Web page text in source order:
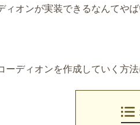
ィオンが実装できるなんてや
ディオンを作成していく方法